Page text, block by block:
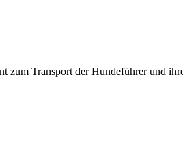
Transport der Hundeführer und